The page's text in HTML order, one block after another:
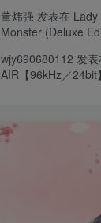
董炜强 发表在
Monster (Deluxe
wjy690680112 发表
AIR【96kHz／24bit